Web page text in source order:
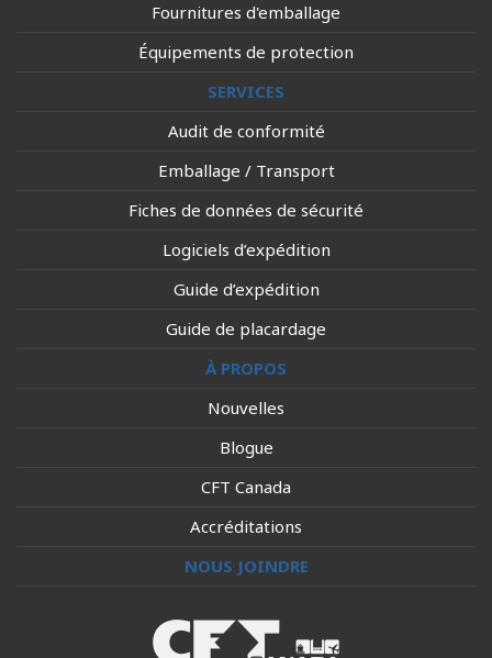
Fournitures d'emballage
Équipements de protection
SERVICES
Audit de conformité
Emballage / Transport
Fiches de données de sécurité
Logiciels d’expédition
Guide d’expédition
Guide de placardage
À PROPOS
Nouvelles
Blogue
CFT Canada
Accréditations
NOUS JOINDRE